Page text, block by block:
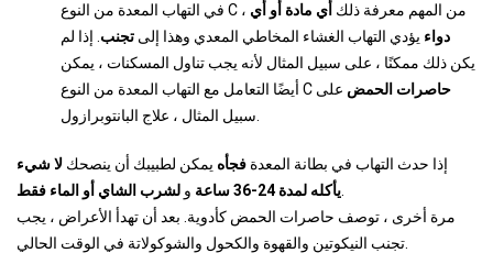
في التهاب المعدة من النوع C ، من المهم معرفة ذلك أي مادة أو أي
دواء يؤدي التهاب الغشاء المخاطي المعدي وهذا إلى تجنب . إذا لم
يكن ذلك ممكنًا ، على سبيل المثال لأنه يجب تناول المسكنات ، يمكن
أيضًا التعامل مع التهاب المعدة من النوع C
حاصرات الحمض على
إذا حدث التهاب في بطانة المعدة فجأه يمكن لطبيبك أن ينصحك لا شيء
يأكله لمدة 24-36 ساعة
و لشرب الشاي أو الماء فقط
مرة أخرى ، توصف حاصرات الحمض كأدوية. بعد أن تهدأ الأعراض ، يجب